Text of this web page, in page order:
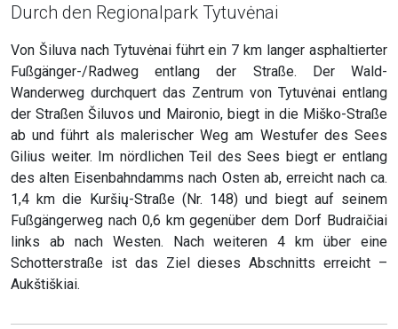
Durch den Regionalpark Tytuvėnai
Von Šiluva nach Tytuvėnai führt ein 7 km langer asphaltierter
Fußgänger-/Radweg entlang der Straße. Der Wald-
Wanderweg durchquert das Zentrum von Tytuvėnai entlang
der Straßen Šiluvos und Maironio, biegt in die Miško-Straße
ab und führt als malerischer Weg am Westufer des Sees
Gilius weiter. Im nördlichen Teil des Sees biegt er entlang
des alten Eisenbahndamms nach Osten ab, erreicht nach ca.
1,4 km die Kuršių-Straße (Nr. 148) und biegt auf seinem
Fußgängerweg nach 0,6 km gegenüber dem Dorf Budraičiai
links ab nach Westen. Nach weiteren 4 km über eine
Schotterstraße ist das Ziel dieses Abschnitts erreicht –
Aukštiškiai.